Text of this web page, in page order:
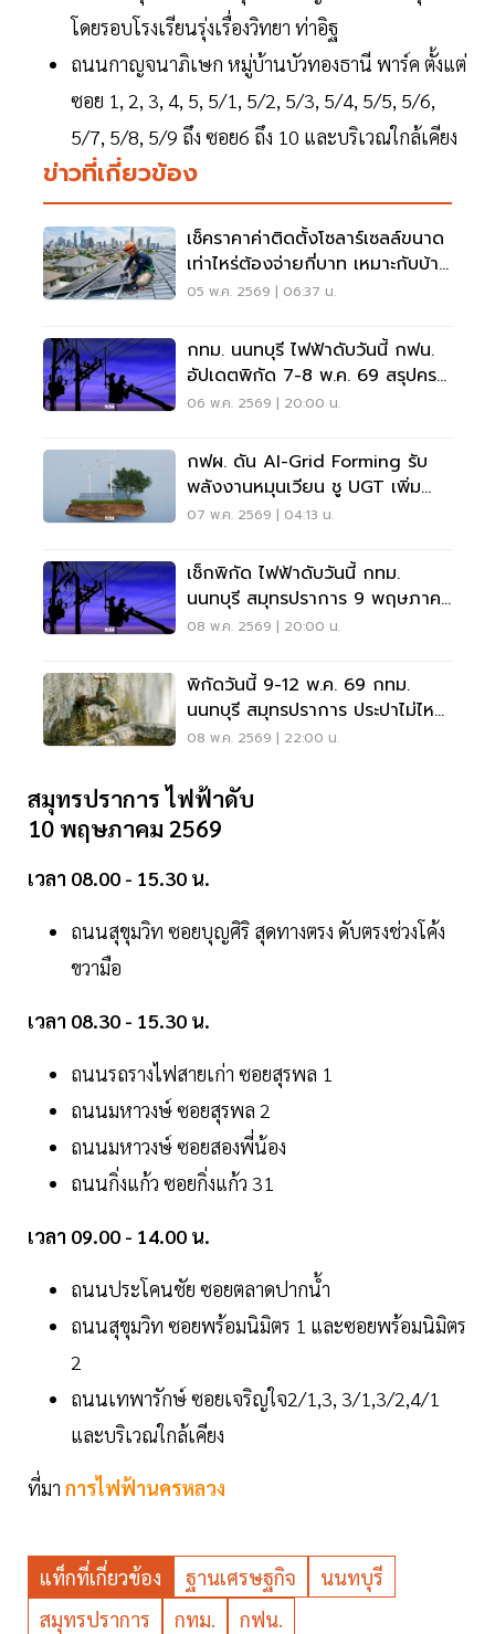
โดยรอบโรงเรียนรุ่งเรื่องวิทยา ท่าอิฐ
ถนนกาญจนาภิเษก หมู่บ้านบัวทองธานี พาร์ค ตั้งแต่
ซอย 1, 2, 3, 4, 5, 5/1, 5/2, 5/3, 5/4, 5/5, 5/6,
5/7, 5/8, 5/9 ถึง ซอย6 ถึง 10 และบริเวณใกล้เคียง
ข่าวที่เกี่ยวข้อง
เช็คราคาค่าติดตั้งโซลาร์เซลล์ขนาด
เท่าไหร่ต้องจ่ายกี่บาท เหมาะกับบ้าน
แบบไหน
05 พ.ค. 2569 | 06:37 น.
กทม. นนทบุรี ไฟฟ้าดับวันนี้ กฟน.
อัปเดตพิกัด 7-8 พ.ค. 69 สรุปครบ
ที่นี่
06 พ.ค. 2569 | 20:00 น.
กฟผ. ดัน AI-Grid Forming รับ
พลังงานหมุนเวียน ชู UGT เพิ่ม
แต้มต่อแข่งขันไทย
07 พ.ค. 2569 | 04:13 น.
เช็กพิกัด ไฟฟ้าดับวันนี้ กทม.
นนทบุรี สมุทรปราการ 9 พฤษภาคม
2569
08 พ.ค. 2569 | 20:00 น.
พิกัดวันนี้ 9-12 พ.ค. 69 กทม.
นนทบุรี สมุทรปราการ ประปาไม่ไหล
ที่ไหนบ้าง
08 พ.ค. 2569 | 22:00 น.
สมุทรปราการ ไฟฟ้าดับ
10 พฤษภาคม 2569
เวลา 08.00 - 15.30 น.
ถนนสุขุมวิท ซอยบุญศิริ สุดทางตรง ดับตรงช่วงโค้ง
ขวามือ
เวลา 08.30 - 15.30 น.
ถนนรถรางไฟสายเก่า ซอยสุรพล 1
ถนนมหาวงษ์ ซอยสุรพล 2
ถนนมหาวงษ์ ซอยสองพี่น้อง
ถนนกิ่งแก้ว ซอยกิ่งแก้ว 31
เวลา 09.00 - 14.00 น.
ถนนประโคนชัย ซอยตลาดปากน้ำ
ถนนสุขุมวิท ซอยพร้อมนิมิตร 1 และซอยพร้อมนิมิตร
2
ถนนเทพารักษ์ ซอยเจริญใจ2/1,3, 3/1,3/2,4/1
และบริเวณใกล้เคียง
ที่มา การไฟฟ้านครหลวง
แท็กที่เกี่ยวข้อง ฐานเศรษฐกิจ
นนทบุรี
สมุทรปราการ
กทม. กฟน.